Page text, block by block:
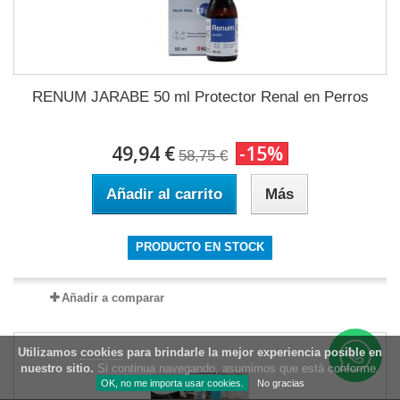
Utilizamos cookies para brindarle la mejor experiencia posible en
nuestro sitio. Si continua navegando, asumimos que está conforme.
OK, no me importa usar cookies. No gracias
RENUM JARABE 50 ml Protector Renal en Perros
49,94 € 58,75 € -15%
Añadir al carrito Más
PRODUCTO EN STOCK
Añadir a comparar